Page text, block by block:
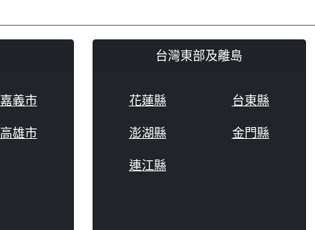
嘉義市
高雄市
台灣東部及離島
花蓮縣
台東縣
澎湖縣
金門縣
連江縣